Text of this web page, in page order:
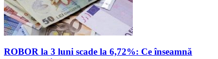
ROBOR la 3 luni scade la 6,72%: Ce înseamnă